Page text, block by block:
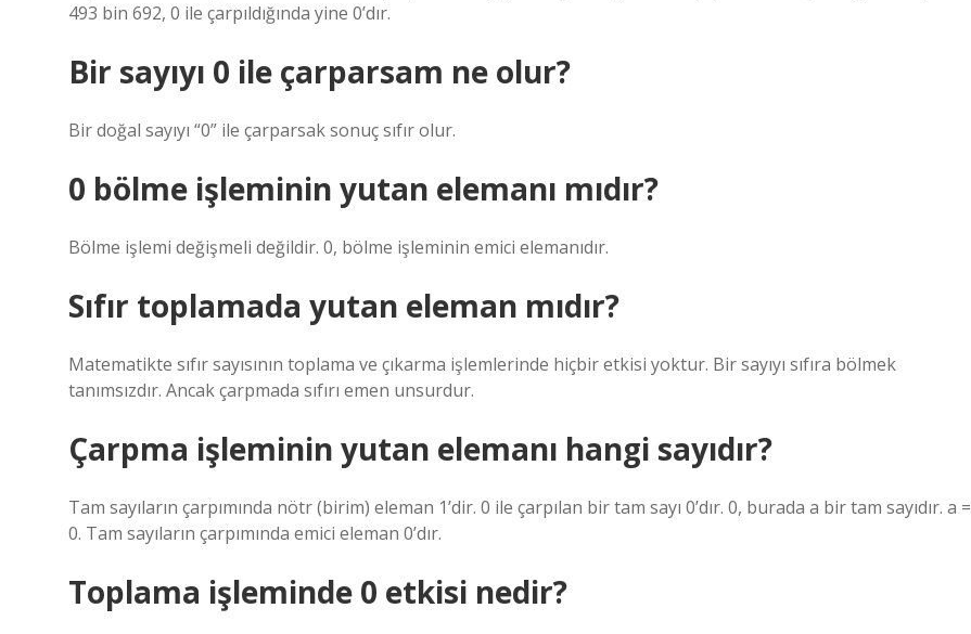
493 bin 692, 0 ile çarpıldığında yine 0’dır.
Bir sayıyı 0 ile çarparsam ne olur?
Bir doğal sayıyı “0” ile çarparsak sonuç sıfır olur.
0 bölme işleminin yutan elemanı mıdır?
Bölme işlemi değişmeli değildir. 0, bölme işleminin emici elemanıdır.
Sıfır toplamada yutan eleman mıdır?
Matematikte sıfır sayısının toplama ve çıkarma işlemlerinde hiçbir etkisi yoktur. Bir sayıyı sıfıra bölmek
tanımsızdır. Ancak çarpmada sıfırı emen unsurdur.
Çarpma işleminin yutan elemanı hangi sayıdır?
Tam sayıların çarpımında nötr (birim) eleman 1’dir. 0 ile çarpılan bir tam sayı 0’dır. 0, burada a bir tam sayıdır. a =
0. Tam sayıların çarpımında emici eleman 0’dır.
Toplama işleminde 0 etkisi nedir?